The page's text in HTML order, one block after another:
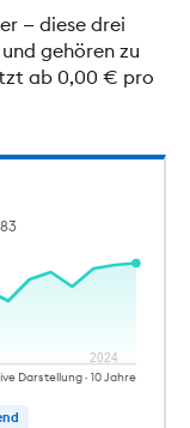
— diese drei
gehören zu
ab 0,00 € pro
2024
Darstellung · 10 Jahre